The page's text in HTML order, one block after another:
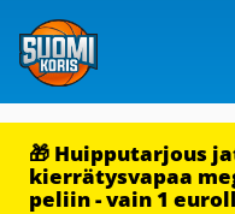
🎁 Huipputarjous
kierrätysvapaa
peliin - vain 1